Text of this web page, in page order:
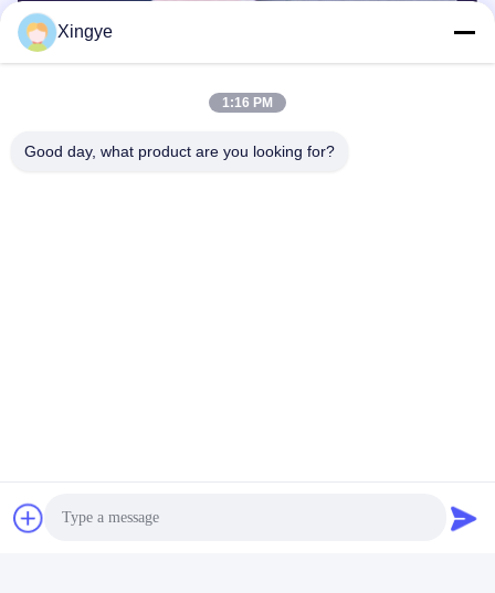
Xingye
1:16 PM
Good day, what product are you looking for?